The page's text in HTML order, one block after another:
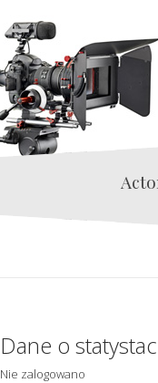
Dane o
Nie zalogowano